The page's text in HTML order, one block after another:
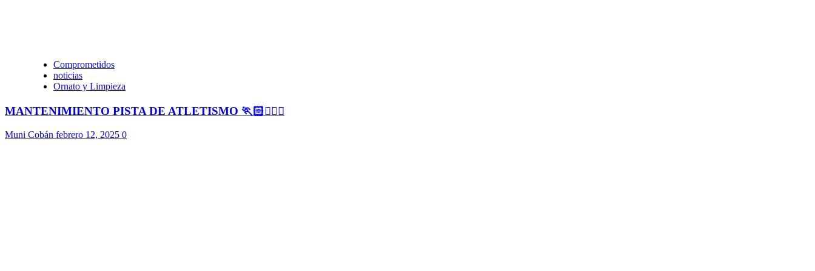
Comprometidos
noticias
Ornato y Limpieza
MANTENIMIENTO PISTA DE ATLETISMO 🏃🏻🏃🏻‍♀️
Muni Cobán febrero 12, 2025 0